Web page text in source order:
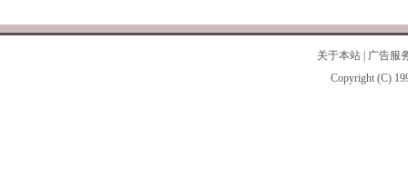
关于本站
广告服
Copyright (C)